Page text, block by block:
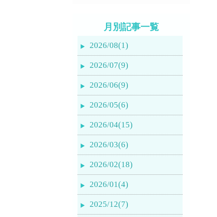
月別記事一覧
2026/08(1)
2026/07(9)
2026/06(9)
2026/05(6)
2026/04(15)
2026/03(6)
2026/02(18)
2026/01(4)
2025/12(7)